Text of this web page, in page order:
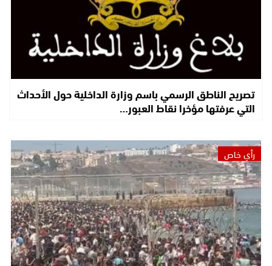
تصريح الناطق الرسمي باسم وزارة الداخلية حول الأحداث
التي عرفتها مؤخرا نقاط العبور…
رأي خاص